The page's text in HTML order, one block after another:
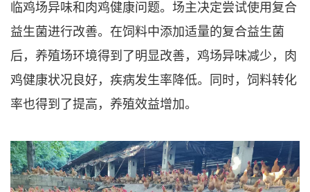
临鸡场异味和肉鸡健康问题。场主决定尝试使用复合
益生菌进行改善。在饲料中添加适量的复合益生菌
后，养殖场环境得到了明显改善，鸡场异味减少，肉
鸡健康状况良好，疾病发生率降低。同时，饲料转化
率也得到了提高，养殖效益增加。